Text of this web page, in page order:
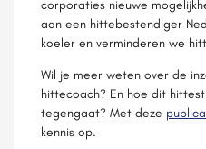
corporaties nieuwe
aan een hittebestendiger
koeler en verminderen we
Wil je meer weten over de
hittecoach? En hoe dit
tegengaat? Met deze
kennis op.